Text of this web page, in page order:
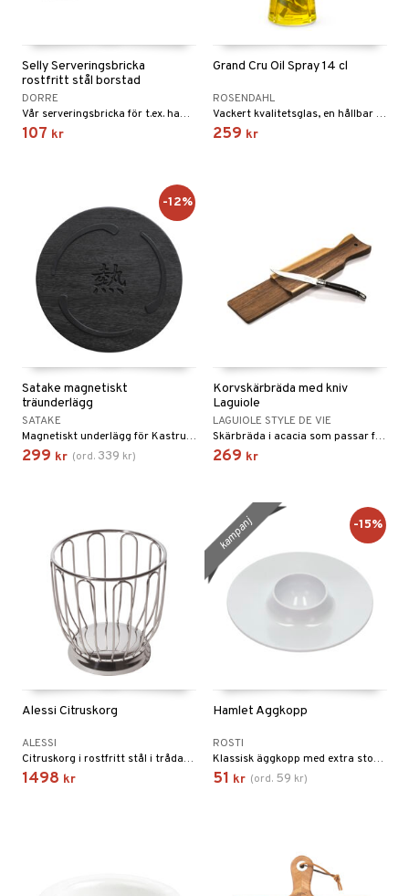
Selly Serveringsbricka
rostfritt stål borstad
DORRE
Vår serveringsbricka för t.ex. hamburgare och tillbehör är det perfekta sättet att presentera en burgare på.
107 kr
Grand Cru Oil Spray 14 cl
ROSENDAHL
Vackert kvalitetsglas, en hållbar och funktionell avtagbar topp i borstat stål – och de fyra ikoniska räfflorna. Med den nya olja-/vinägersprayen från Rosendahl Grand Cru-serien är det nu enklare än någonsin att dosera rätt mängd olja eller vinäger när du lagar mat.
259 kr
Satake magnetiskt
träunderlägg
SATAKE
Magnetiskt underlägg för Kastruller, grytor och stekpannor.
299 kr (ord. 339 kr)
-12%
Korvskärbräda med kniv
Laguiole
LAGUIOLE STYLE DE VIE
Skärbräda i acacia som passar för att skära korv, men även ost. Skärbrädan är lite lätt skålad för att hålla korven på plats.
269 kr
Alessi Citruskorg
ALESSI
Citruskorg i rostfritt stål i trådarbete. I produktion sedan 1952, har denna skål blivit en klassiker, en sann "essentiella" föremål.
1498 kr
Hamlet Äggkopp
ROSTI
Klassisk äggkopp med extra stor kant för t.ex. salt, peppar och äggskal.
51 kr (ord. 59 kr)
kampanj -15%